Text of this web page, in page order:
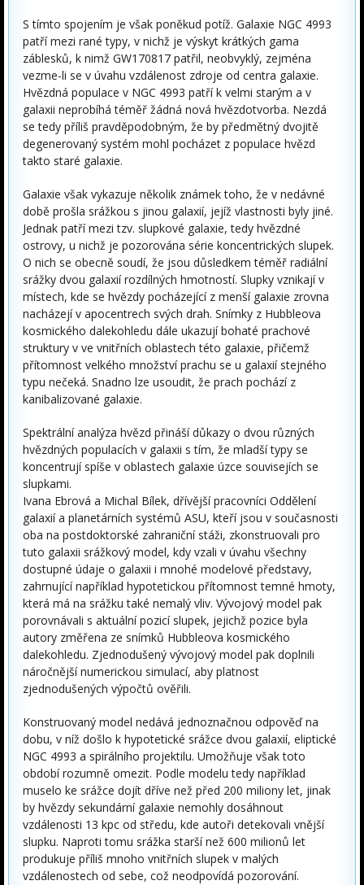
S tímto spojením je však poněkud potíž. Galaxie NGC 4993
patří mezi rané typy, v nichž je výskyt krátkých gama
záblesků, k nimž GW170817 patřil, neobvyklý, zejména
vezme-li se v úvahu vzdálenost zdroje od centra galaxie.
Hvězdná populace v NGC 4993 patří k velmi starým a v
galaxii neprobíhá téměř žádná nová hvězdotvorba. Nezdá
se tedy příliš pravděpodobným, že by předmětný dvojitě
degenerovaný systém mohl pocházet z populace hvězd
takto staré galaxie.
Galaxie však vykazuje několik známek toho, že v nedávné
době prošla srážkou s jinou galaxií, jejíž vlastnosti byly jiné.
Jednak patří mezi tzv. slupkové galaxie, tedy hvězdné
ostrovy, u nichž je pozorována série koncentrických slupek.
O nich se obecně soudí, že jsou důsledkem téměř radiální
srážky dvou galaxií rozdílných hmotností. Slupky vznikají v
místech, kde se hvězdy pocházející z menší galaxie zrovna
nacházejí v apocentrech svých drah. Snímky z Hubbleova
kosmického dalekohledu dále ukazují bohaté prachové
struktury v ve vnitřních oblastech této galaxie, přičemž
přítomnost velkého množství prachu se u galaxií stejného
typu nečeká. Snadno lze usoudit, že prach pochází z
kanibalizované galaxie.
Spektrální analýza hvězd přináší důkazy o dvou různých
hvězdných populacích v galaxii s tím, že mladší typy se
koncentrují spíše v oblastech galaxie úzce souvisejích se
slupkami.
Ivana Ebrová a Michal Bílek, dřívější pracovníci Oddělení
galaxií a planetárních systémů ASU, kteří jsou v současnosti
oba na postdoktorské zahraniční stáži, zkonstruovali pro
tuto galaxii srážkový model, kdy vzali v úvahu všechny
dostupné údaje o galaxii i mnohé modelové představy,
zahrnující například hypotetickou přítomnost temné hmoty,
která má na srážku také nemalý vliv. Vývojový model pak
porovnávali s aktuální pozicí slupek, jejichž pozice byla
autory změřena ze snímků Hubbleova kosmického
dalekohledu. Zjednodušený vývojový model pak doplnili
náročnější numerickou simulací, aby platnost
zjednodušených výpočtů ověřili.
Konstruovaný model nedává jednoznačnou odpověď na
dobu, v níž došlo k hypotetické srážce dvou galaxií, eliptické
NGC 4993 a spirálního projektilu. Umožňuje však toto
období rozumně omezit. Podle modelu tedy například
muselo ke srážce dojít dříve než před 200 miliony let, jinak
by hvězdy sekundární galaxie nemohly dosáhnout
vzdálenosti 13 kpc od středu, kde autoři detekovali vnější
slupku. Naproti tomu srážka starší než 600 milionů let
produkuje příliš mnoho vnitřních slupek v malých
vzdálenostech od sebe, což neodpovídá pozorování.